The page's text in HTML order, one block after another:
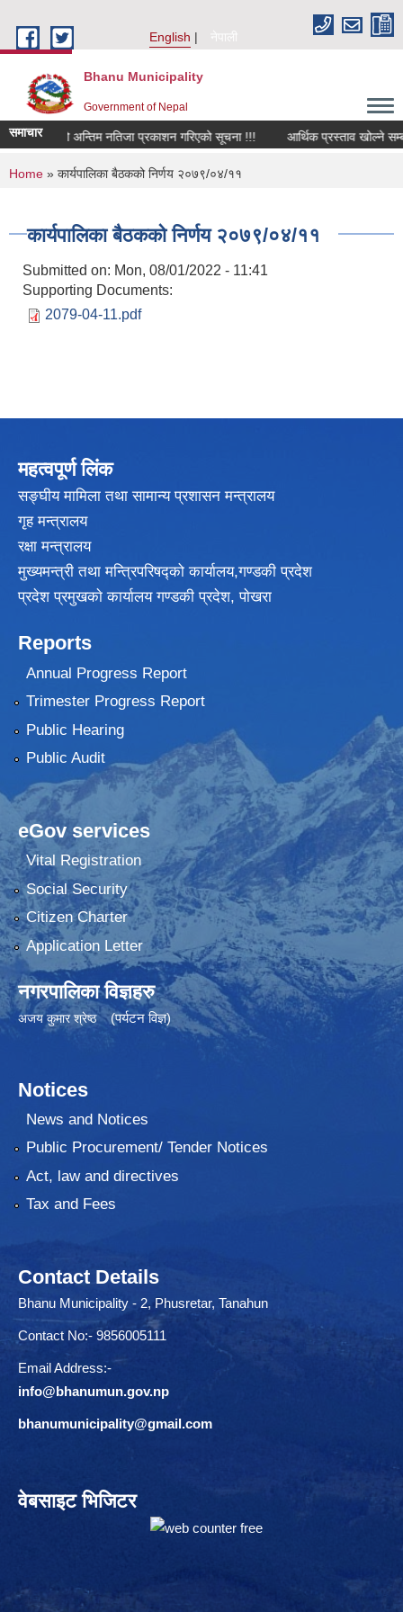
English
नेपाली
Bhanu Municipality
Government of Nepal
समाचारपदको अन्तिम नतिजा प्रकाशन गरिएको सूचना !!! आर्थिक प्रस्ताव खोल्ने
You are here
Home » कार्यपालिका बैठकको निर्णय २०७९/०४/११
कार्यपालिका बैठकको निर्णय २०७९/०४/११
Submitted on: Mon, 08/01/2022 - 11:41
Supporting Documents:
2079-04-11.pdf
महत्वपूर्ण लिंक
सङ्घीय मामिला तथा सामान्य प्रशासन मन्त्रालय
गृह मन्त्रालय
रक्षा मन्त्रालय
मुख्यमन्त्री तथा मन्त्रिपरिषद्को कार्यालय,गण्डकी प्रदेश
प्रदेश प्रमुखकाे कार्यालय गण्डकी प्रदेश, पाेखरा
Reports
Annual Progress Report
Trimester Progress Report
Public Hearing
Public Audit
eGov services
Vital Registration
Social Security
Citizen Charter
Application Letter
नगरपालिका विज्ञहरु
अजय कुमार श्रेष्ठ (पर्यटन विज्ञ)
Notices
News and Notices
Public Procurement/ Tender Notices
Act, law and directives
Tax and Fees
Contact Details
Bhanu Municipality - 2, Phusretar, Tanahun
Contact No:- 9856005111
Email Address:-
info@bhanumun.gov.np
bhanumunicipality@gmail.com
वेबसाइट भिजिटर